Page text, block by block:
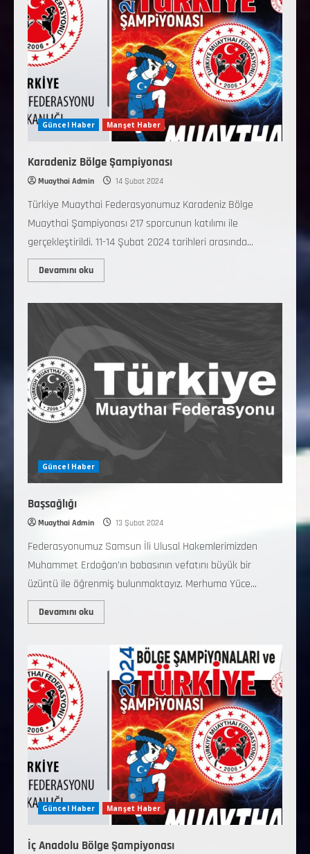
Güncel Haber Manşet Haber
Karadeniz Bölge Şampiyonası
Muaythai Admin 14 Şubat 2024
Türkiye Muaythai Federasyonumuz Karadeniz Bölge
Muaythai Şampiyonası 217 sporcunun katılımı ile
gerçekleştirildi. 11-14 Şubat 2024 tarihleri arasında...
Devamını oku
Güncel Haber
Başsağlığı
Muaythai Admin 13 Şubat 2024
Federasyonumuz Samsun İli Ulusal Hakemlerimizden
Muhammet Erdoğan’ın babasının vefatını büyük bir
üzüntü ile öğrenmiş bulunmaktayız. Merhuma Yüce...
Devamını oku
Güncel Haber Manşet Haber
İç Anadolu Bölge Şampiyonası